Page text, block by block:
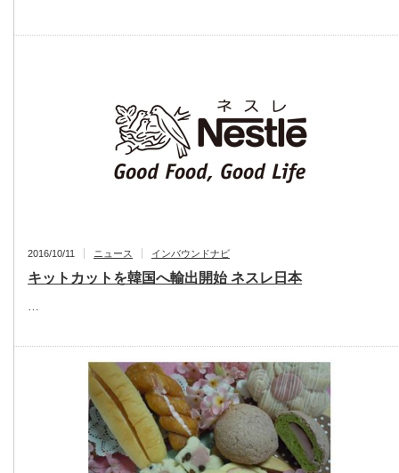
2016/10/11 ニュース インバウンドナビ
キットカットを韓国へ輸出開始 ネスレ日本